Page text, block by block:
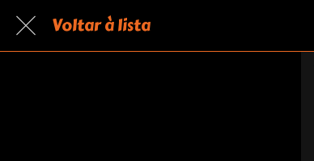
Voltar à lista